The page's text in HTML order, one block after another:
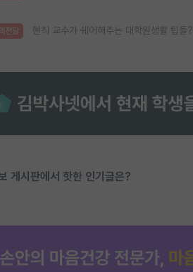
전당 현직 교수가 쉐어해주는 대학원생활 팁들?
게시판에서 핫한 인기글은?